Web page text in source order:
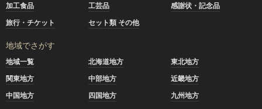
加工食品
工芸品
感謝状・記念品
旅行・チケット
セット類 その他
地域でさがす
地域一覧 北海道地方
東北地方
関東地方
中部地方
近畿地方
中国地方
四国地方 九州地方